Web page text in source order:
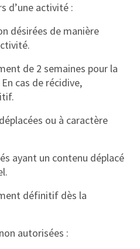
d’une activité :
désirées de manière
de 2 semaines pour la
cas de récidive,
ou à caractère
ayant un contenu déplacé
définitif dès la
autorisées :